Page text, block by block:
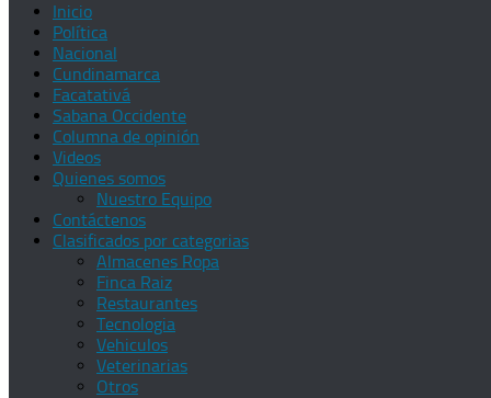
Inicio
Política
Nacional
Cundinamarca
Facatativá
Sabana Occidente
Columna de opinión
Videos
Quienes somos
Nuestro Equipo
Contáctenos
Clasificados por categorias
Almacenes Ropa
Finca Raiz
Restaurantes
Tecnologia
Vehiculos
Veterinarias
Otros